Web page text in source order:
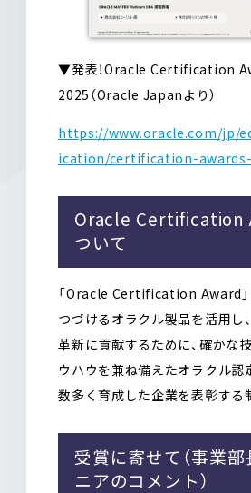
▼発表！Oracle Certification
2025（Oracle Japanより）
https://www.oracle.com/jp/
ication/certification-
Oracle Certification
ついて
「Oracle Certification Award」
つづけるオラクル製品を活用し
革新に貢献するために、確かな
ウハウを兼ね備えたオラクル認
数多く育成した企業を表彰する
受賞に寄せて（事業部
ニアのコメント）